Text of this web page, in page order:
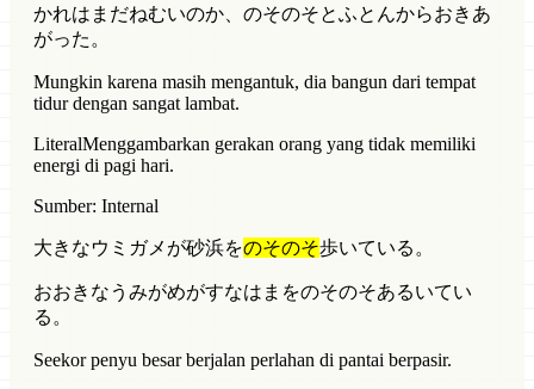
かれはまだねむいのか、のそのそとふとんからおきあ
がった。
Mungkin karena masih mengantuk, dia bangun dari tempat
tidur dengan sangat lambat.
LiteralMenggambarkan gerakan orang yang tidak memiliki
energi di pagi hari.
Sumber: Internal
大きなウミガメが砂浜をのそのそ歩いている。
おおきなうみがめがすなはまをのそのそあるいてい
る。
Seekor penyu besar berjalan perlahan di pantai berpasir.